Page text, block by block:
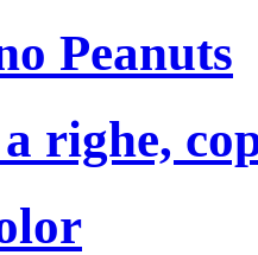
Peanuts
righe,